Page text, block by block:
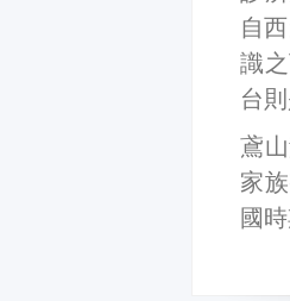
自
識
台
鳶
家
國